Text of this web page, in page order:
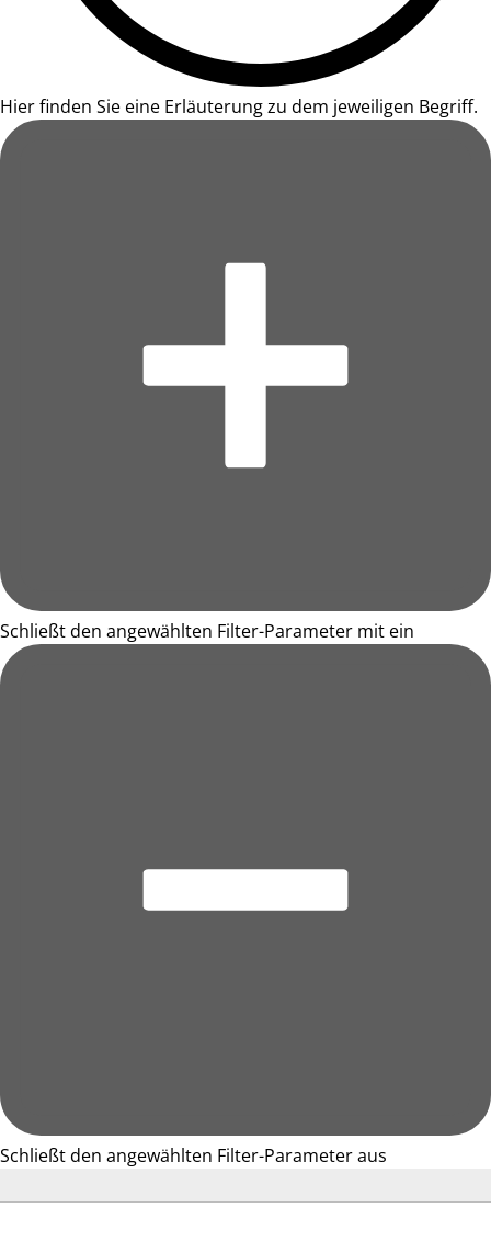
Hier finden Sie eine Erläuterung zu dem jeweiligen Begriff.
Schließt den angewählten Filter-Parameter mit ein
Schließt den angewählten Filter-Parameter aus